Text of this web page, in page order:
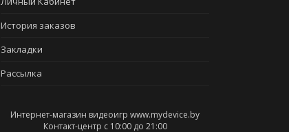
История заказов
Закладки
Рассылка
Интернет-магазин видеоигр www.mydevice.by
Контакт-центр с 10:00 до 21:00